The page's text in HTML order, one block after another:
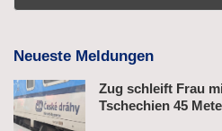
Neueste Meldungen
Zug schleift Frau
Tschechien 45